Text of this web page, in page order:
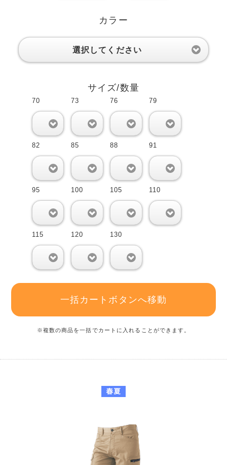
カラー
選択してください
サイズ/数量
70 73 76 79
82 85 88 91
95 100 105 110
115 120 130
一括カートボタンへ移動
※複数の商品を一括でカートに入れることができます。